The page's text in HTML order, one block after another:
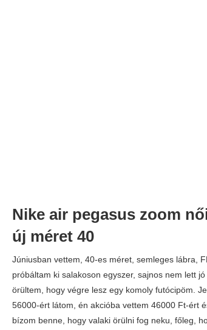
Nike air pegasus zoom
új méret 40
Júniusban vettem, 40-es méret, semleges lábra,
próbáltam ki salakoson egyszer, sajnos nem lett
örültem, hogy végre lesz egy komoly futócipöm.
56000-ért látom, én akcióba vettem 46000 Ft-ért
bízom benne, hogy valaki örülni fog neku, főleg,